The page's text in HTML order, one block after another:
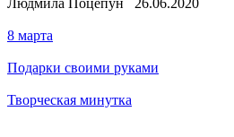
8 марта
Подарки своими руками
Творческая минутка